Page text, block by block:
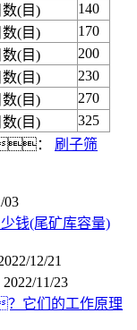
(目)
140
(目)
170
(目)
200
(目)
230
(目)
270
(目)
325
： 刷子筛
03
钱(尾矿库容量)
12/21
2022/11/23
它们的工作原理